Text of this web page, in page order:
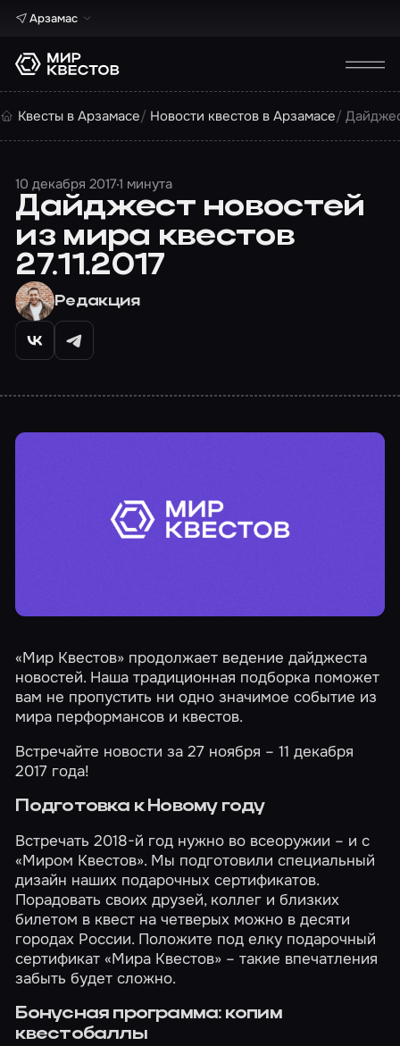
Арзамас
Квесты в Арзамасе Новости квестов в Арзамасе
10 декабря 20171 минута
Дайджест новостей
из мира квестов
27.11.2017
Редакция
«Мир Квестов» продолжает ведение дайджеста
новостей. Наша традиционная подборка поможет
вам не пропустить ни одно значимое событие из
мира перформансов и квестов.
Встречайте новости за 27 ноября – 11 декабря
2017 года!
Подготовка к Новому году
Встречать 2018-й год нужно во всеоружии – и с
«Миром Квестов». Мы подготовили специальный
дизайн наших подарочных сертификатов.
Порадовать своих друзей, коллег и близких
билетом в квест на четверых можно в десяти
городах России. Положите под елку подарочный
сертификат «Мира Квестов» – такие впечатления
забыть будет сложно.
Бонусная программа: копим
квестобаллы